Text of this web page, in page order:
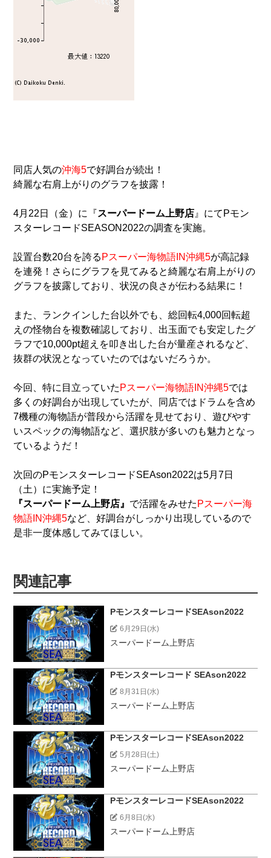
同店人気の沖海5で好調台が続出！
綺麗な右肩上がりのグラフを披露！
4月22日（金）に『スーパードーム上野店 』にてPモン
スターレコードSEASON2022の調査を実施。
設置台数20台を誇る Pスーパー海物語IN沖縄5が高記録
を連発！さらにグラフを見てみると綺麗な右肩上がりの
グラフを披露しており、状況の良さが伝わる結果に！
また、ランクインした台以外でも、総回転4,000回転超
えの怪物台を複数確認しており、出玉面でも安定したグ
ラフで10,000pt超えを叩き出した台が量産されるなど、
抜群の状況となっていたのではないだろうか。
今回、特に目立っていた Pスーパー海物語IN沖縄5では
多くの好調台が出現していたが、同店ではドラムを含め
7機種の海物語が普段から活躍を見せており、遊びやす
いスペックの海物語など、選択肢が多いのも魅力となっ
ているようだ！
次回のPモンスターレコードSEAson2022は5月7日
（土）に実施予定！
『スーパードーム上野店』 で活躍をみせた Pスーパー海
物語IN沖縄5など、好調台がしっかり出現しているので
是非一度体感してみてほしい。
関連記事
PモンスターレコードSEAson2022
6月29日(水)
スーパードーム上野店
Pモンスターレコード SEAson2022
8月31日(水)
スーパードーム上野店
PモンスターレコードSEAson2022
5月28日(土)
スーパードーム上野店
PモンスターレコードSEAson2022
6月8日(水)
スーパードーム上野店